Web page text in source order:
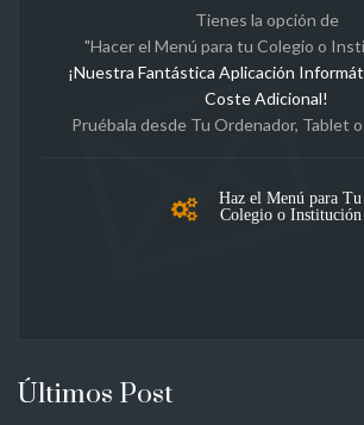
Tienes la opción de
"Hacer el Menú para tu Colegio o
¡Nuestra Fantástica Aplicación
Coste Adicional!
Pruébala desde Tu Ordenador, Tablet
Haz el Menú para Tu
Colegio o Institución
Últimos Post